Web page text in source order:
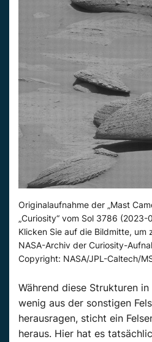
Originalaufnahme der „Mast
„Curiosity“ vom Sol 3786
Klicken Sie auf die Bildmitte, um
NASA-Archiv der Curiosity-
Copyright: NASA/JPL-Caltech/
Während diese Strukturen
wenig aus der sonstigen
herausragen, sticht ein
heraus. Hier hat es